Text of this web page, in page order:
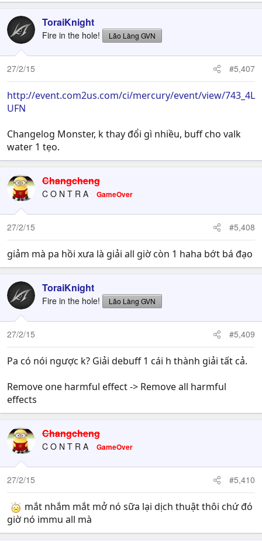
ToraiKnight
Fire in the hole! Lão Làng GVN
27/2/15 #5,407
http://event.com2us.com/ci/mercury/event/view/743_4L
UFN
Changelog Monster, k thay đổi gì nhiều, buff cho valk
water 1 tẹo.
Changcheng
C O N T R A GameOver
27/2/15 #5,408
giảm mà pa hồi xưa là giải all giờ còn 1 haha bớt bá đạo
ToraiKnight
Fire in the hole! Lão Làng GVN
27/2/15 #5,409
Pa có nói ngược k? Giải debuff 1 cái h thành giải tất cả.
Remove one harmful effect -> Remove all harmful
effects
Changcheng
C O N T R A GameOver
27/2/15 #5,410
mắt nhắm mắt mở nó sữa lại dịch thuật thôi chứ đó
giờ nó immu all mà